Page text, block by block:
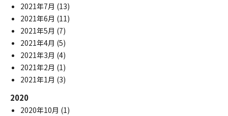
2021年7月 (13)
2021年6月 (11)
2021年5月 (7)
2021年4月 (5)
2021年3月 (4)
2021年2月 (1)
2021年1月 (3)
2020
2020年10月 (1)